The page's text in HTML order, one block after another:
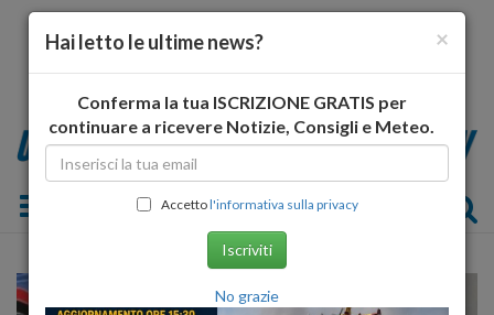
Toggle navigation
×
Hai letto le ultime news?
Conferma la tua ISCRIZIONE GRATIS per
continuare a ricevere Notizie, Consigli e Meteo.
Accettol'informativa sulla privacy
Iscriviti
No grazie